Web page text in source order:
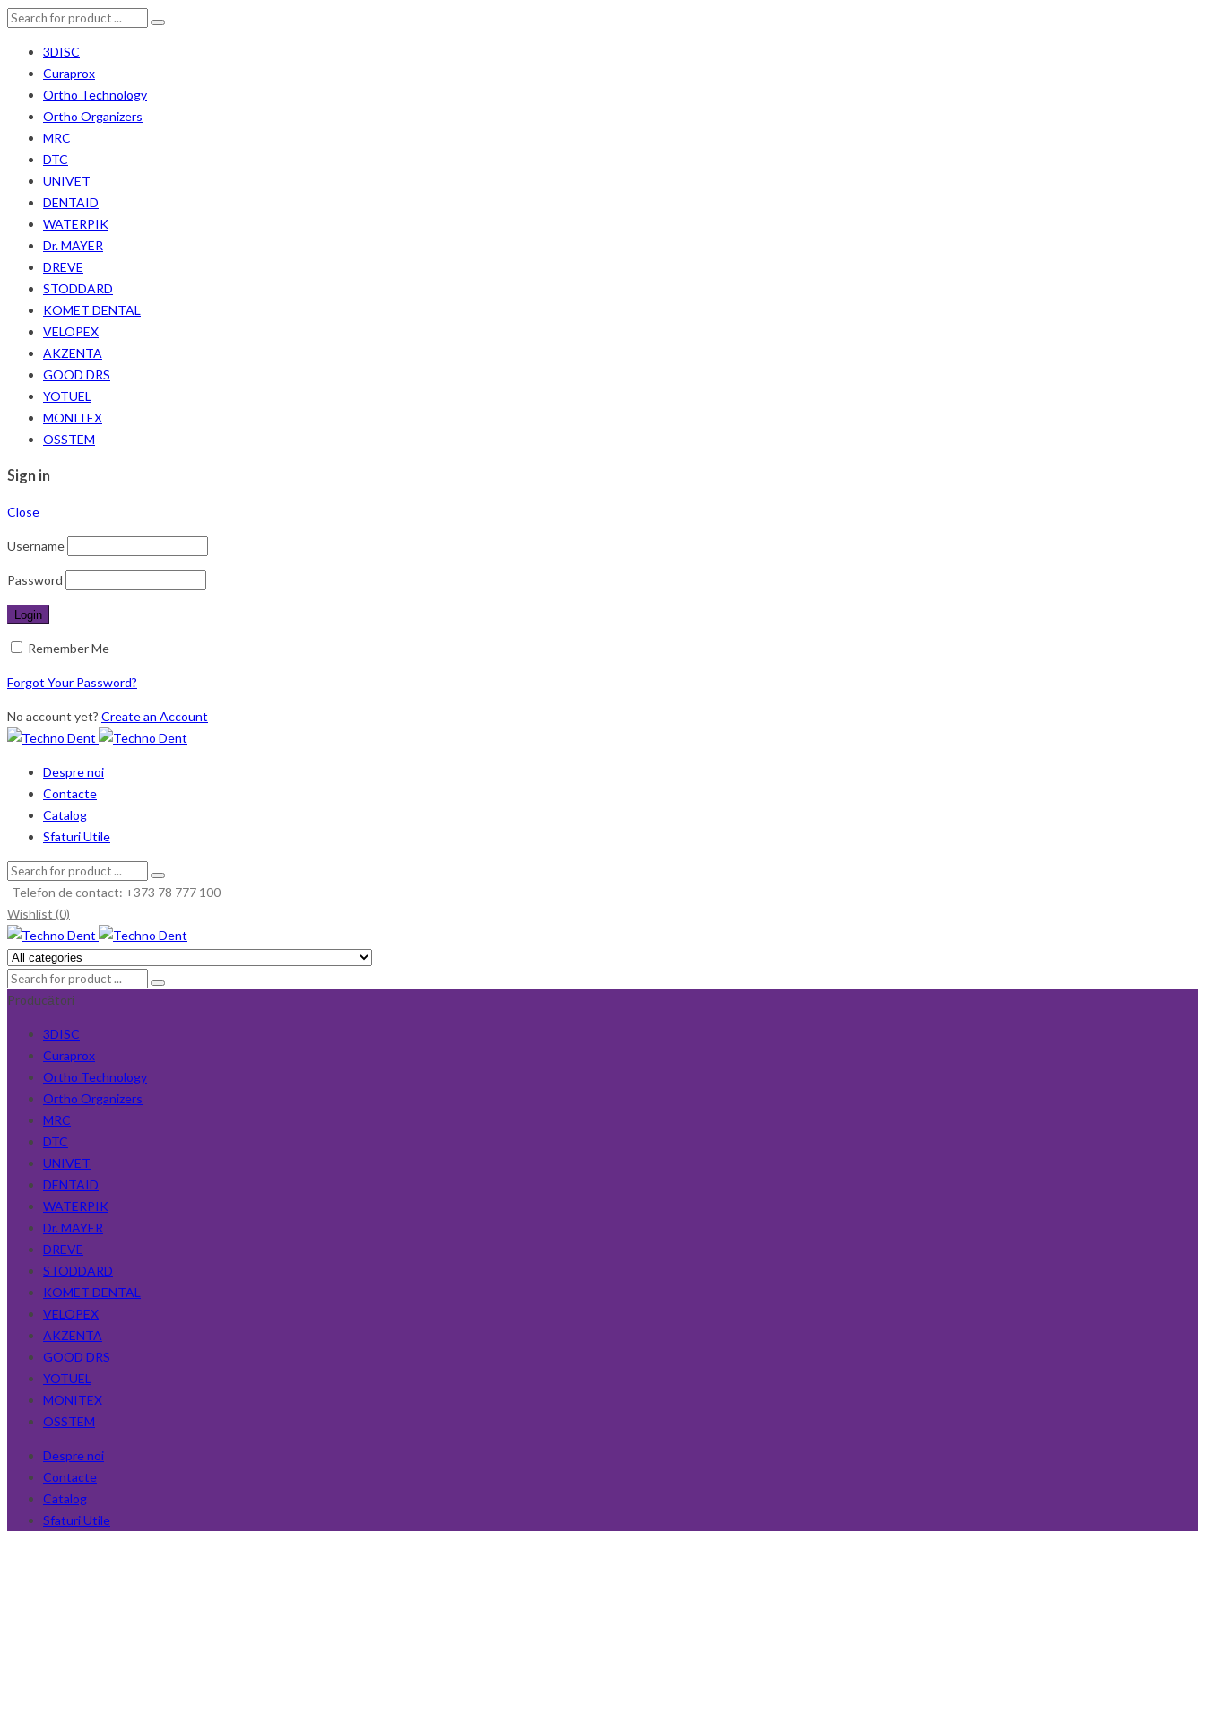
3DISC
Curaprox
Ortho Technology
Ortho Organizers
MRC
DTC
UNIVET
DENTAID
WATERPIK
Dr. MAYER
DREVE
STODDARD
KOMET DENTAL
VELOPEX
AKZENTA
GOOD DRS
YOTUEL
MONITEX
OSSTEM
Sign in
Close
Username
Password
Remember Me
Forgot Your Password?
No account yet? Create an Account
Despre noi
Contacte
Catalog
Sfaturi Utile
Telefon de contact: +373 78 777 100
Wishlist (0)
Producători
3DISC
Curaprox
Ortho Technology
Ortho Organizers
MRC
DTC
UNIVET
DENTAID
WATERPIK
Dr. MAYER
DREVE
STODDARD
KOMET DENTAL
VELOPEX
AKZENTA
GOOD DRS
YOTUEL
MONITEX
OSSTEM
Despre noi
Contacte
Catalog
Sfaturi Utile